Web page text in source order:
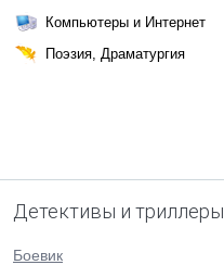
Компьютеры и Интернет
Поэзия, Драматургия
Детективы и триллеры
Боевик